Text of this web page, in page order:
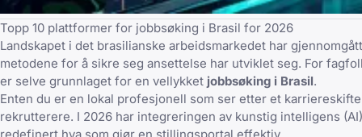
Topp 10 plattformer for jobbsøking i Brasil for 2026
Landskapet i det brasilianske arbeidsmarkedet har
metodene for å sikre seg ansettelse har utviklet seg. For
er selve grunnlaget for en vellykket jobbsøking i Brasil.
Enten du er en lokal profesjonell som ser etter et
rekrutterere. I 2026 har integreringen av kunstig intelligens